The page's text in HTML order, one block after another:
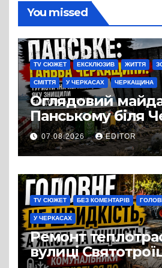
You missed
TV СЮЖЕТ ЕКСКЛЮЗИВ ЖИТТЯ
СМІТТЯ У ЧЕРКАСАХ ЧЕРКАЩИНА
Оглядовий
Панському біля
перетворився на
сміттєзвалище
07.08.2026 EDITOR
TV СЮЖЕТ БЕЗ КОМЕНТАРІВ
У ЧЕРКАСАХ
Ремонт
вулиці